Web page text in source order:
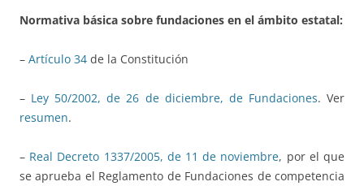
Normativa básica sobre fundaciones en el ámbito estatal:
– Artículo 34 de la Constitución
– Ley 50/2002, de 26 de diciembre, de Fundaciones. Ver
resumen.
– Real Decreto 1337/2005, de 11 de noviembre, por el que
se aprueba el Reglamento de Fundaciones de competencia